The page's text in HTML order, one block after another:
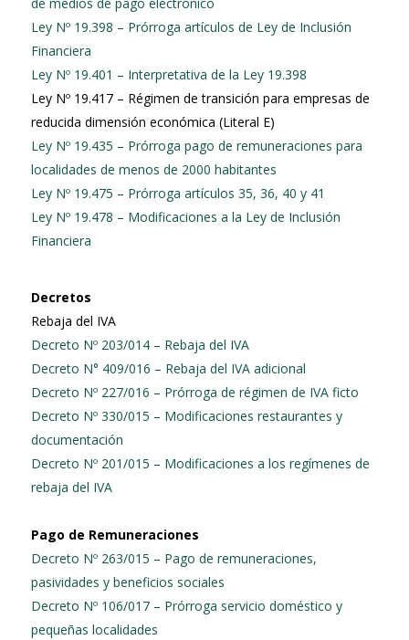
de medios de pago electrónico
Ley Nº 19.398 – Prórroga artículos de Ley de Inclusión
Financiera
Ley Nº 19.401 – Interpretativa de la Ley 19.398
Ley Nº 19.417 – Régimen de transición para empresas de
reducida dimensión económica (Literal E)
Ley Nº 19.435 – Prórroga pago de remuneraciones para
localidades de menos de 2000 habitantes
Ley Nº 19.475 – Prórroga artículos 35, 36, 40 y 41
Ley Nº 19.478 – Modificaciones a la Ley de Inclusión
Financiera
Decretos
Rebaja del IVA
Decreto Nº 203/014 – Rebaja del IVA
Decreto N° 409/016 – Rebaja del IVA adicional
Decreto Nº 227/016 – Prórroga de régimen de IVA ficto
Decreto Nº 330/015 – Modificaciones restaurantes y
documentación
Decreto Nº 201/015 – Modificaciones a los regímenes de
rebaja del IVA
Pago de Remuneraciones
Decreto Nº 263/015 – Pago de remuneraciones,
pasividades y beneficios sociales
Decreto Nº 106/017 – Prórroga servicio doméstico y
pequeñas localidades